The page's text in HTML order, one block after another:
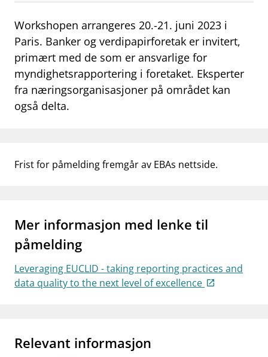
work_outline Jobb hos oss
dashboardInformasjon for investorer
notifications_noneAbonner på nyhetsvarsel
Workshopen arrangeres 20.-21. juni 2023 i
Paris. Banker og verdipapirforetak er invitert,
primært med de som er ansvarlige for
myndighetsrapportering i foretaket. Eksperter
fra næringsorganisasjoner på området kan
også delta.
Frist for påmelding fremgår av EBAs nettside.
Mer informasjon med lenke til
påmelding
Leveraging EUCLID - taking reporting practices and
data quality to the next level of excellence
Relevant informasjon